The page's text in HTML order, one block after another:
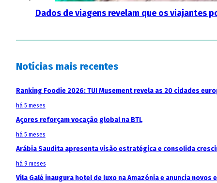
Dados de viagens revelam que os viajantes
Notícias mais recentes
Ranking Foodie 2026: TUI Musement revela as 20 cidades
há 5 meses
Açores reforçam vocação global na BTL
há 5 meses
Arábia Saudita apresenta visão estratégica e consolida
há 9 meses
Vila Galé inaugura hotel de luxo na Amazónia e anuncia